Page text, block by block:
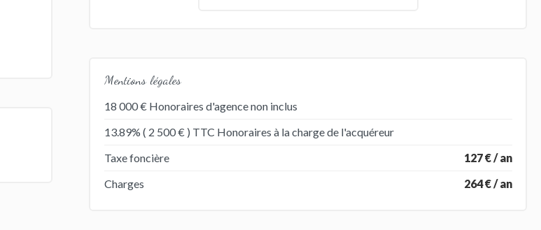
Mentions légales
18 000 € Honoraires d'agence non inclus
13.89% ( 2 500 € ) TTC Honoraires à la charge de l'acquéreur
Taxe foncière
127 € / an
Charges
264 € / an